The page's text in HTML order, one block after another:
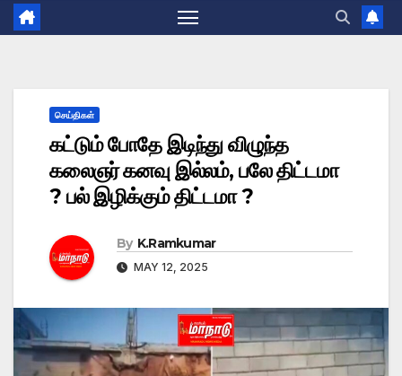
செய்திகள்
கட்டும் போதே இடிந்து விழுந்த
கலைஞர் கனவு இல்லம், பலே திட்டமா
? பல் இழிக்கும் திட்டமா ?
By K.Ramkumar
MAY 12, 2025